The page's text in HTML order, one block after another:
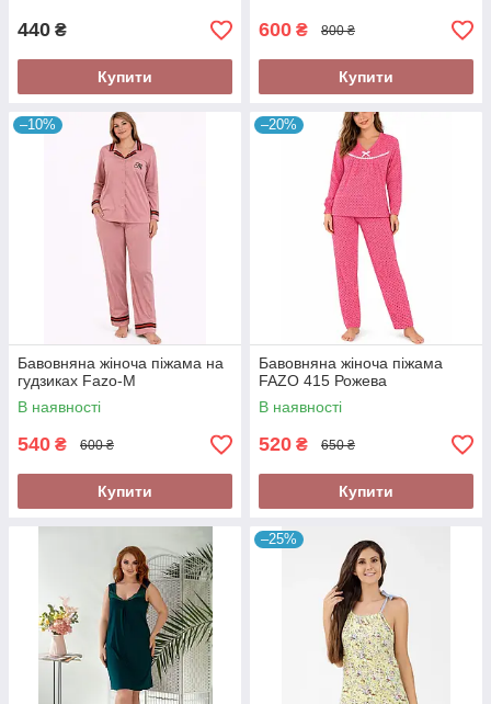
440 ₴
Купити
600 ₴ 800 ₴
Купити
–10%
Бавовняна жіноча піжама на
гудзиках Fazo-M
В наявності
540 ₴ 600 ₴
Купити
–20%
Бавовняна жіноча піжама
FAZO 415 Рожева
В наявності
520 ₴ 650 ₴
Купити
–25%